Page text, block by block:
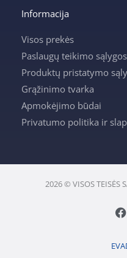
Informacija
Visos prekės
Paslaugų teikimo sąlygos
Produktų pristatymo
Grąžinimo tvarka
Apmokėjimo būdai
Privatumo politika ir
2026 © VISOS TEISĖS
F
a
e